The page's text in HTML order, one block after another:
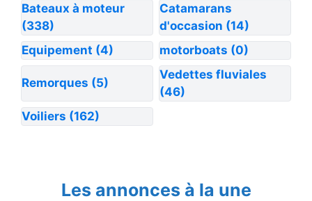
Bateaux à moteur
(338)
Catamarans
d'occasion (14)
Equipement (4) motorboats (0)
Remorques (5)
Vedettes fluviales
(46)
Voiliers (162)
Les annonces à la une